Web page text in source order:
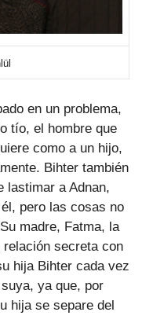
en un problema,
tío, el hombre que
como a un hijo,
Bihter también
lastimar a Adnan,
pero las cosas no
madre, Fatma, la
relación secreta con
hija Bihter cada vez
ya que, por
hija se separe del